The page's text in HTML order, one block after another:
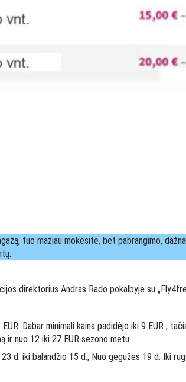
tuo mažiau mokėsite, bet pabrangimo,
direktorius Andras Rado pokalbyje su
Dabar minimali kaina padidėjo iki 9 EUR ,
ir nuo 12 iki 27 EUR sezono metu.
d. iki balandžio 15 d., Nuo gegužės 19 d. Iki